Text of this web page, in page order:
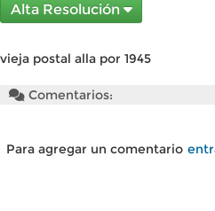
Alta Resolución
vieja postal alla por 1945
Comentarios:
Para agregar un comentario